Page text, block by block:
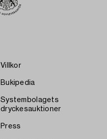
Villkor
Bukipedia
Systembolagets
dryckesauktioner
Press